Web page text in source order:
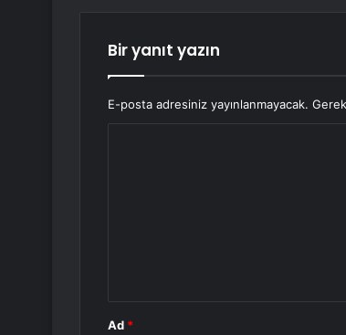
Bir yanıt yazın
E-posta adresiniz yayınlanmayacak.
Ad *